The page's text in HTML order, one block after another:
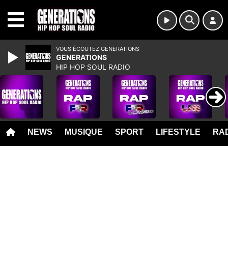
NEWS MUSIQUE SPORT LIFESTYLE
VOUS ÉCOUTEZ GENERATIONS
GENERATIONS
HIP HOP SOUL RADIO